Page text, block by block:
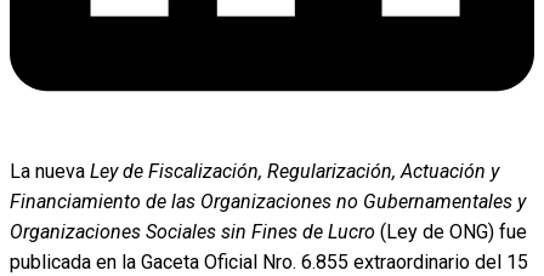
La nueva Ley de Fiscalización, Regularización, Actuación y
Financiamiento de las Organizaciones no Gubernamentales y
Organizaciones Sociales sin Fines de Lucro (Ley de ONG) fue
publicada en la Gaceta Oficial Nro. 6.855 extraordinario del 15